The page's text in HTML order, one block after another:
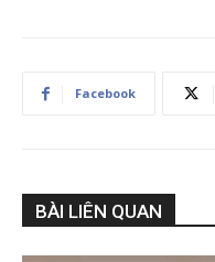
Facebook
BÀI LIÊN QUAN